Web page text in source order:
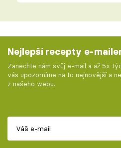
Nejlepší recepty e-
Zanechte nám svůj e-mail a až 5x
vás upozorníme na to nejnovější a
z našeho webu.